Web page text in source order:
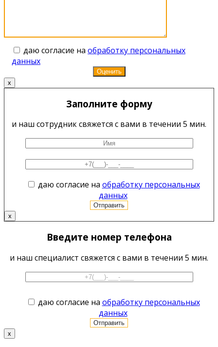
даю согласие на обработку персональных
данных
x
Заполните форму
и наш сотрудник свяжется с вами в течении 5 мин.
даю согласие на обработку персональных
данных
x
Введите номер телефона
и наш специалист свяжется с вами в течении 5 мин.
даю согласие на обработку персональных
данных
x